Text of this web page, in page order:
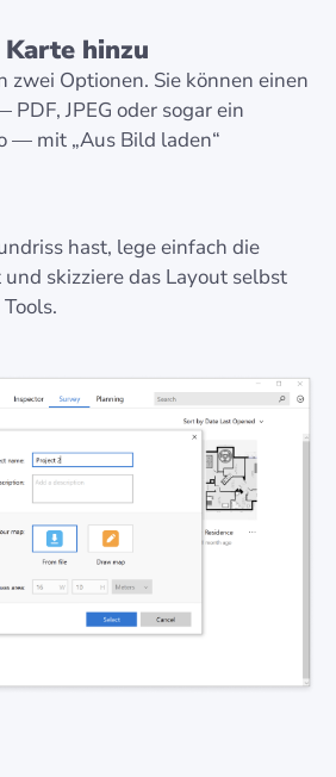
hinzu
zwei Optionen. Sie können einen
JPEG oder sogar ein
— mit „Aus Bild laden“
hast, lege einfach die
skizziere das Layout selbst